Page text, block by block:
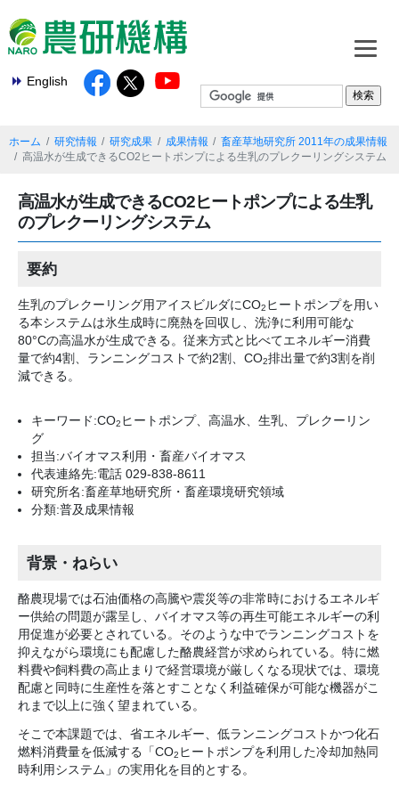
English
ホーム 研究情報 研究成果 成果情報
畜産草地研究所 2011年の成果情報
高温水が生成できるCO2ヒートポンプによる生乳のプレクーリングシステム
高温水が生成できるCO2ヒートポンプによる生乳
のプレクーリングシステム
要約
生乳のプレクーリング用アイスビルダにCO2 ヒートポンプを用い
る本システムは氷生成時に廃熱を回収し、洗浄に利用可能な
80°Cの高温水が生成できる。従来方式と比べてエネルギー消費
量で約4割、ランニングコストで約2割、CO2排出量で約3割を削
減できる。
キーワード:CO2 ヒートポンプ、高温水、生乳、プレクーリン
グ
担当:バイオマス利用・畜産バイオマス
代表連絡先:電話 029-838-8611
研究所名:畜産草地研究所・畜産環境研究領域
分類:普及成果情報
背景・ねらい
酪農現場では石油価格の高騰や震災等の非常時におけるエネルギ
ー供給の問題が露呈し、バイオマス等の再生可能エネルギーの利
用促進が必要とされている。そのような中でランニングコストを
抑えながら環境にも配慮した酪農経営が求められている。特に燃
料費や飼料費の高止まりで経営環境が厳しくなる現状では、環境
配慮と同時に生産性を落とすことなく利益確保が可能な機器がこ
れまで以上に強く望まれている。
そこで本課題では、省エネルギー、低ランニングコストかつ化石
燃料消費量を低減する「CO2 ヒートポンプを利用した冷却加熱同
時利用システム」の実用化を目的とする。